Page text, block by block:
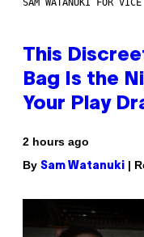
This
Bag Is the
Your Play
2 hours ago
By Sam Watanuki |